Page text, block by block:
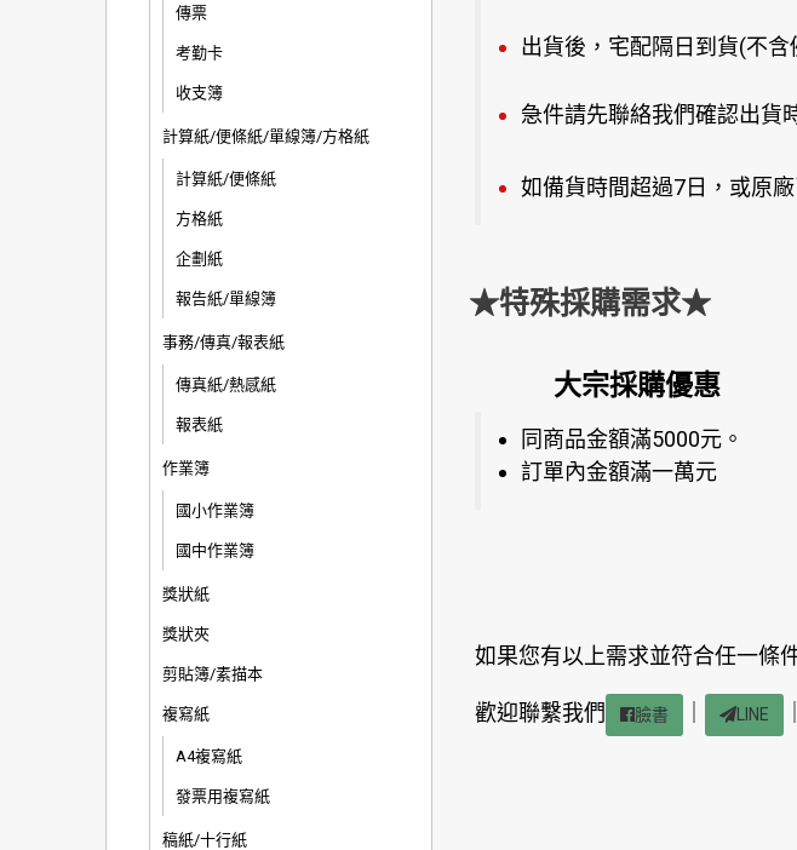
傳票
考勤卡
收支簿
計算紙/便條紙/單線簿/方格紙
計算紙/便條紙
方格紙
企劃紙
報告紙/單線簿
事務/傳真/報表紙
傳真紙/熱感紙
報表紙
作業簿
國小作業簿
國中作業簿
獎狀紙
獎狀夾
剪貼簿/素描本
複寫紙
A4複寫紙
發票用複寫紙
稿紙/十行紙
出貨後，宅配隔日到貨(不含
急件請先聯絡我們確認出貨
如備貨時間超過7日，或原
★特殊採購需求★
大宗採購優惠
同商品金額滿5000元。
訂單內金額滿一萬元
如果您有以上需求並符合任一條
歡迎聯繫我們 臉書 LINE